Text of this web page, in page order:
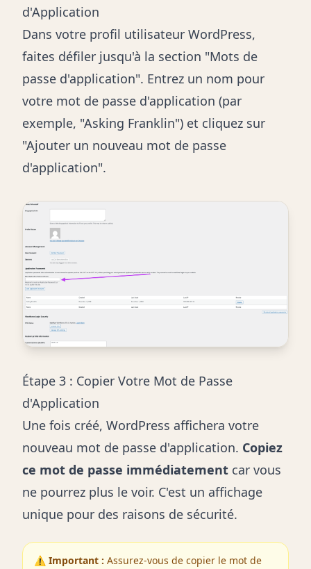
d'Application
Dans votre profil utilisateur WordPress,
faites défiler jusqu'à la section "Mots de
passe d'application". Entrez un nom pour
votre mot de passe d'application (par
exemple, "Asking Franklin") et cliquez sur
"Ajouter un nouveau mot de passe
d'application".
Étape 3 : Copier Votre Mot de Passe
d'Application
Une fois créé, WordPress affichera votre
nouveau mot de passe d'application. Copiez
ce mot de passe immédiatement car vous
ne pourrez plus le voir. C'est un affichage
unique pour des raisons de sécurité.
⚠️ Important : Assurez-vous de copier le mot de